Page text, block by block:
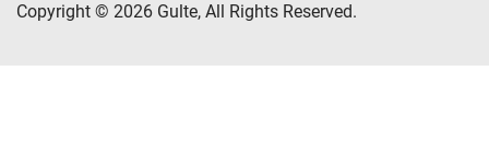
Copyright © 2026 Gulte, All Rights Reserved.